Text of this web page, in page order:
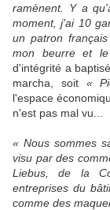
ramènent. Y a
moment, j'ai 10
un patron
mon beurre et
d'intégrité a
marcha, soit «
l'espace
n'est pas mal vu...
« Nous sommes
visu par des
Liebus, de la
entreprises du
comme des